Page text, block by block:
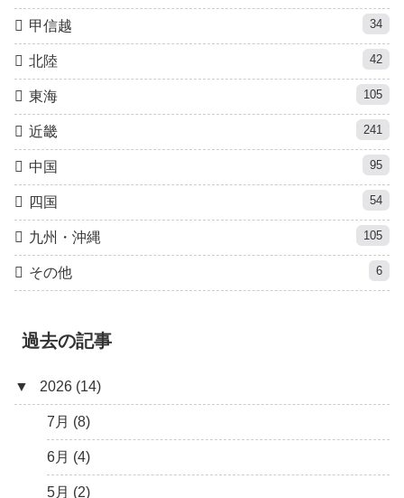
甲信越 34
北陸 42
東海 105
近畿 241
中国 95
四国 54
九州・沖縄 105
その他 6
過去の記事
▼ 2026 (14)
7月 (8)
6月 (4)
5月 (2)